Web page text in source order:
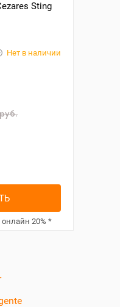
Sting
Нет в наличии
руб.
онлайн 20% *